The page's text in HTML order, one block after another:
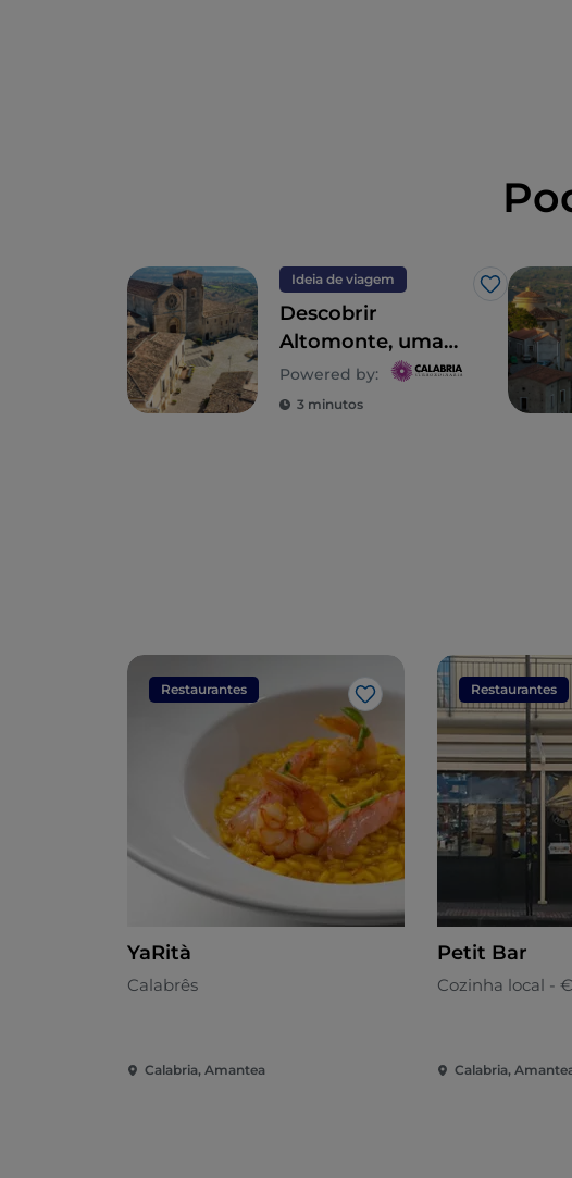
Ideia de viagem
Gosto
Descobrir
Altomonte, uma
das Aldeias mais
belas de Itália
Powered by:
3 minutos
Restaurantes
Gosto
YaRità
Calabrês
Calabria, Amantea
Restaurantes
Petit Bar
Cozinha local - €
Calabria,